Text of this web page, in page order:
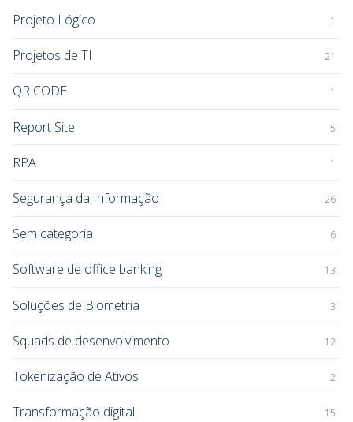
Projeto Lógico 1
Projetos de TI 21
QR CODE 1
Report Site 5
RPA 1
Segurança da Informação 26
Sem categoria 6
Software de office banking 13
Soluções de Biometria 3
Squads de desenvolvimento 12
Tokenização de Ativos 2
Transformação digital 15